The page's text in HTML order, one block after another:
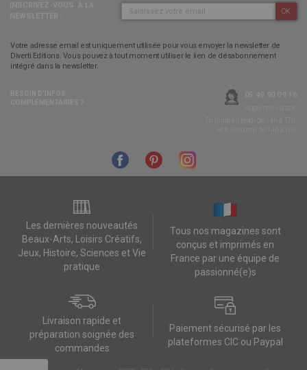
OK
Votre adresse email est uniquement utilisée pour vous envoyer la newsletter de
Diverti Editions. Vous pouvez à tout moment utiliser le lien de désabonnement
intégré dans la newsletter.
Les dernières nouveautés
Beaux-Arts, Loisirs Créatifs,
Jeux, Histoire, Sciences et Vie
pratique
Tous nos magazines sont
conçus et imprimés en
France par une équipe de
passionné(e)s
Livraison rapide et
préparation soignée des
commandes
Paiement sécurisé par les
plateformes CIC ou Paypal